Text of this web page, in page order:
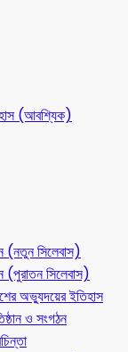
(আবশ্যিক)
(নতুন সিলেবাস)
(পুরাতন সিলেবাস)
অভ্যুদয়ের ইতিহাস
ও সংগঠন